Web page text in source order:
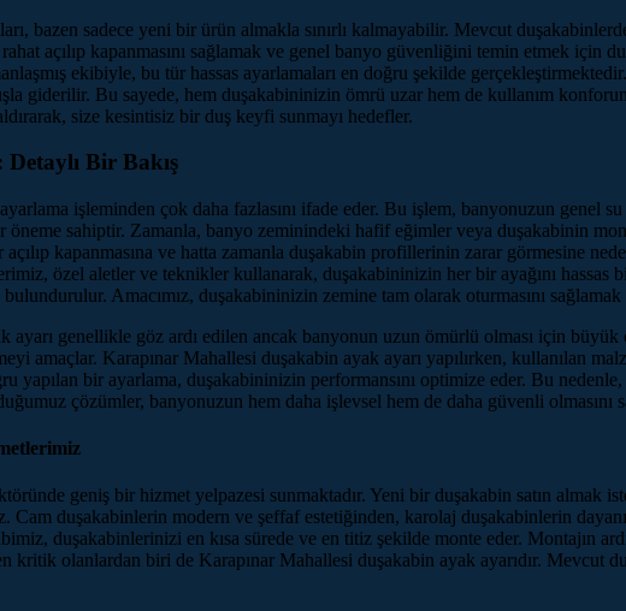
bazen sadece yeni bir ürün almakla sınırlı kalmayabilir. Mevcut
rahat açılıp kapanmasını sağlamak ve genel banyo güvenliğini temin etmek
ekibiyle, bu tür hassas ayarlamaları en doğru şekilde
giderilir. Bu sayede, hem duşakabininizin ömrü uzar hem de kullanım
size kesintisiz bir duş keyfi sunmayı hedefler.
Bir Bakış
işleminden çok daha fazlasını ifade eder. Bu işlem, banyonuzun genel su
sahiptir. Zamanla, banyo zeminindeki hafif eğimler veya duşakabinin
açılıp kapanmasına ve hatta zamanla duşakabin profillerinin zarar görmesine
özel aletler ve teknikler kullanarak, duşakabininizin her bir ayağını hassas
Amacımız, duşakabininizin zemine tam olarak oturmasını
genellikle göz ardı edilen ancak banyonun uzun ömürlü olması için
amaçlar. Karapınar Mahallesi duşakabin ayak ayarı yapılırken, kullanılan
yapılan bir ayarlama, duşakabininizin performansını optimize eder. Bu
çözümler, banyonuzun hem daha işlevsel hem de daha güvenli olmasını
geniş bir hizmet yelpazesi sunmaktadır. Yeni bir duşakabin satın
Cam duşakabinlerin modern ve şeffaf estetiğinden, karolaj duşakabinlerin
duşakabinlerinizi en kısa sürede ve en titiz şekilde monte eder. Montajın
kritik olanlardan biri de Karapınar Mahallesi duşakabin ayak ayarıdır.